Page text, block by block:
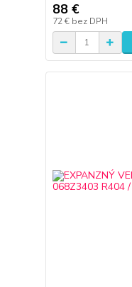
88 €
72 € bez DPH